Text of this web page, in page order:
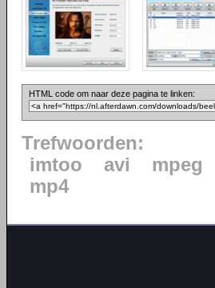
HTML code om naar deze pagina te linken:
Trefwoorden:
imtoo
avi mpeg
mp4